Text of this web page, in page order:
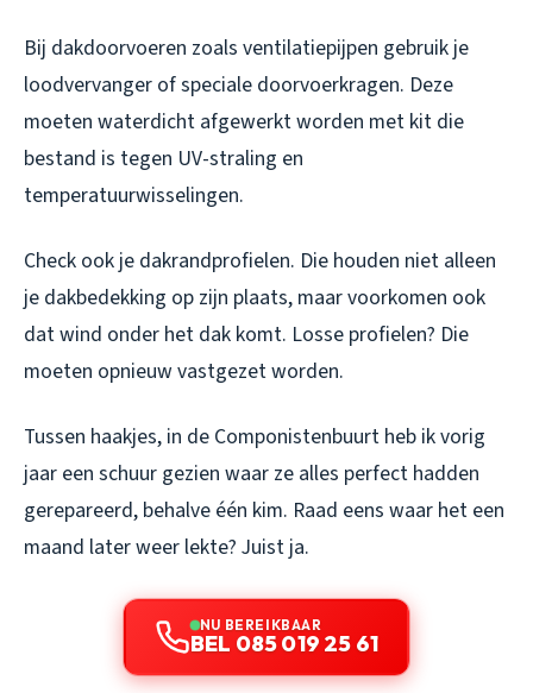
Bij dakdoorvoeren zoals ventilatiepijpen gebruik je
loodvervanger of speciale doorvoerkragen. Deze
moeten waterdicht afgewerkt worden met kit die
bestand is tegen UV-straling en
temperatuurwisselingen.
Check ook je dakrandprofielen. Die houden niet alleen
je dakbedekking op zijn plaats, maar voorkomen ook
dat wind onder het dak komt. Losse profielen? Die
moeten opnieuw vastgezet worden.
Tussen haakjes, in de Componistenbuurt heb ik vorig
jaar een schuur gezien waar ze alles perfect hadden
gerepareerd, behalve één kim. Raad eens waar het een
maand later weer lekte? Juist ja.
NU BEREIKBAAR
BEL 085 019 25 61